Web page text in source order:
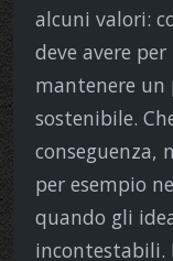
alcuni valori:
deve avere
mantenere un
sostenibile.
conseguenza,
per esempio
quando gli
incontestabili.